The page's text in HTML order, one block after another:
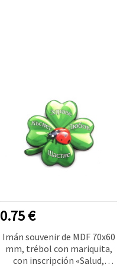
0.75 €
Imán souvenir de MDF 70x60
mm, trébol con mariquita,
con inscripción «Salud,